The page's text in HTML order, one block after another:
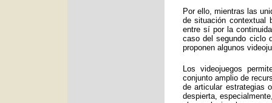
Por ello, mientras las
de situación contextual
entre sí por la
caso del segundo ciclo
proponen algunos
Los videojuegos
conjunto amplio de
de articular estrategias
despierta,